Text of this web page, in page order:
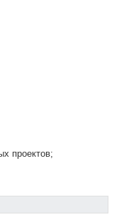
проектов;